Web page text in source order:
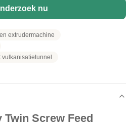
nu
extrudermachine
Twin Screw Feed